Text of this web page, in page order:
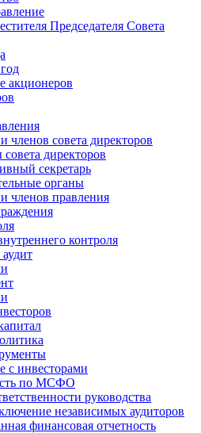
Председателя Совета
акционеров
членов совета директоров
директоров
секретарь
органы
членов правления
контроля
с инвеcторами
по МСФО
руководства
независимых аудиторов
финансовая отчетность